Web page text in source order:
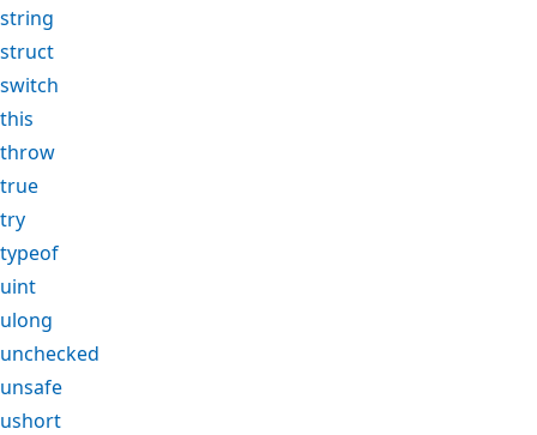
string
struct
switch
this
throw
true
try
typeof
uint
ulong
unchecked
unsafe
ushort